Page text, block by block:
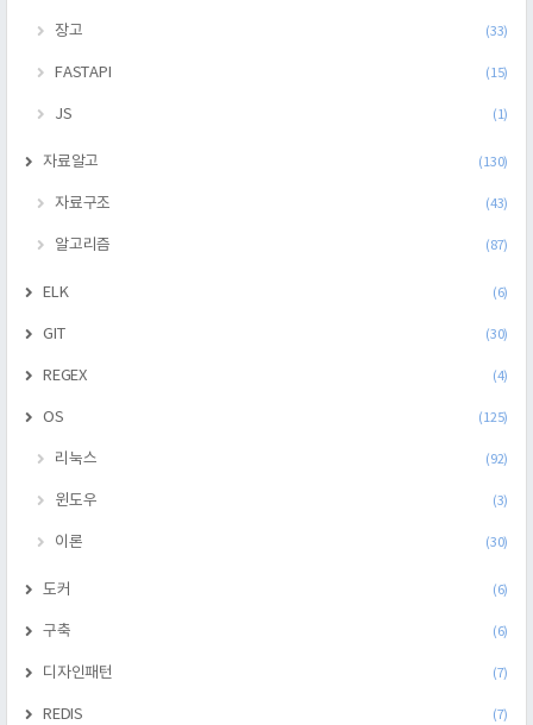
장고 (33)
FASTAPI (15)
JS (1)
자료알고 (130)
자료구조 (43)
알고리즘 (87)
ELK (6)
GIT (30)
REGEX (4)
OS (125)
리눅스 (92)
윈도우 (3)
이론 (30)
도커 (6)
구축 (6)
디자인패턴 (7)
REDIS (7)